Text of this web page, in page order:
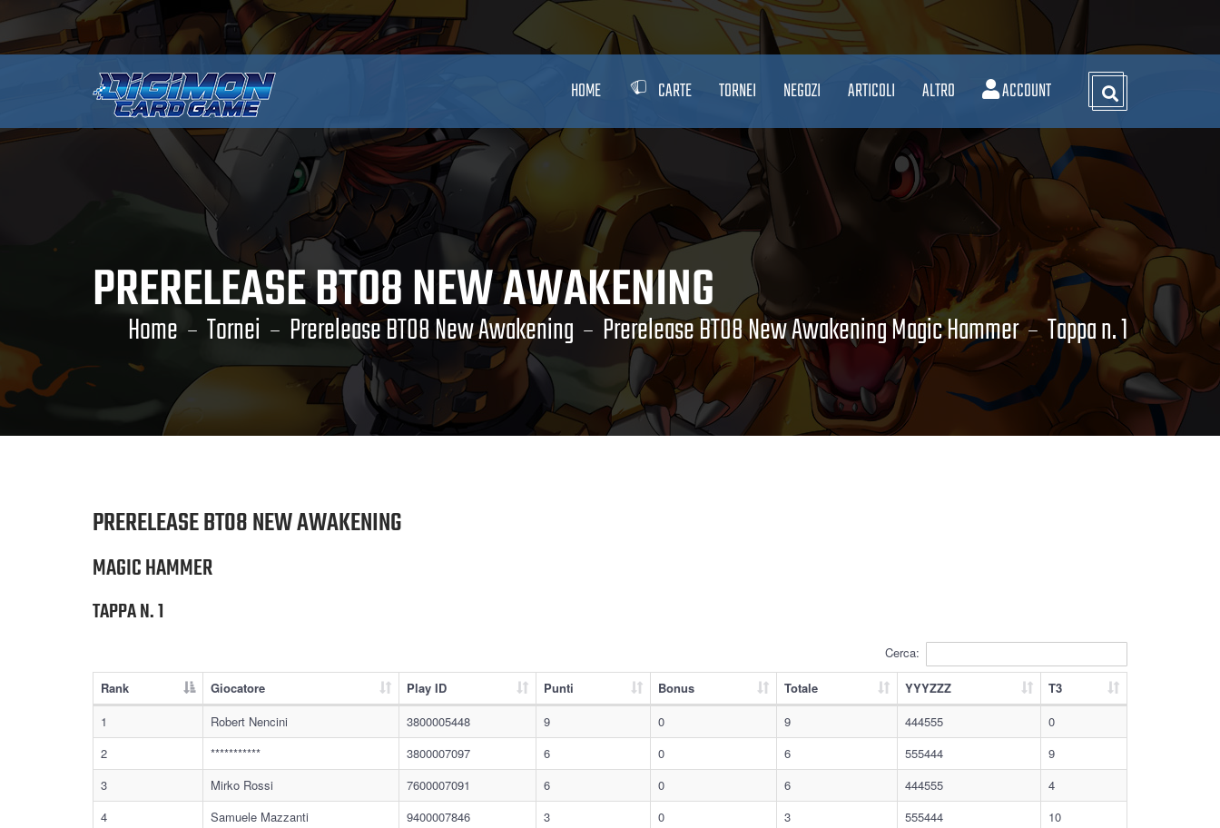
HOME CARTE TORNEI NEGOZI ARTICOLI ALTRO ACCOUNT
PRERELEASE BT08 NEW AWAKENING
Home Tornei Prerelease BT08 New Awakening Prerelease BT08 New Awakening Magic Hammer Tappa n. 1
PRERELEASE BT08 NEW AWAKENING
MAGIC HAMMER
TAPPA N. 1
Cerca:
Rank Giocatore Play ID Punti Bonus Totale YYYZZZ
T3
1
Robert Nencini 3800005448 9 0 9 444555
0
2
*********** 3800007097 6 0 6 555444
9
3
Mirko Rossi 7600007091 6 0 6 444555
4
4
Samuele Mazzanti 9400007846 3 0 3 555444
10